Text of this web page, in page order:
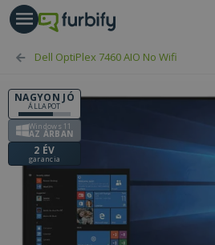
Dell OptiPlex 7460 AIO No Wifi
NAGYON JÓ
ÁLLAPOT
Windows 11
AZ ÁRBAN
2 ÉV
garancia
gomb